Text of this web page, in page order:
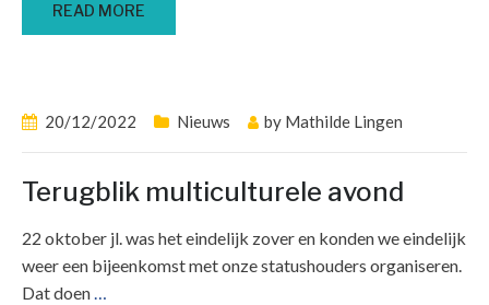
READ MORE
20/12/2022 Nieuws by Mathilde Lingen
Terugblik multiculturele avond
22 oktober jl. was het eindelijk zover en konden we eindelijk
weer een bijeenkomst met onze statushouders organiseren.
Dat doen…